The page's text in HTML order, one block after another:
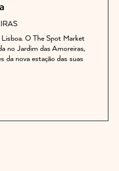
O The Spot Market
no Jardim das Amoreiras,
da nova estação das suas